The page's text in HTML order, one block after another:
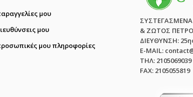
μου
μου
μου πληροφορίες
& ΖΩΤΟΣ
ΔΙΕΥΘΥΝΣΗ:
E-MAIL:
ΤΗΛ: 2105069039
FAX: 2105055819